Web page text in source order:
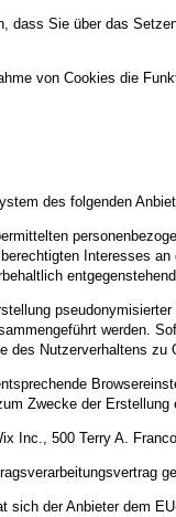
dass Sie über das
von Cookies die
des folgenden
Interesses
werden.
des Nutzerverhaltens zu
Zwecke der
Inc., 500 Terry A.
sich der Anbieter dem